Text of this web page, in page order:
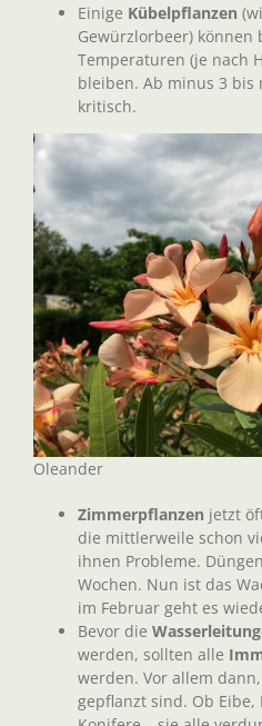
Einige Kübelpflanzen
Gewürzlorbeer) können
Temperaturen (je nach
bleiben. Ab minus 3 bis
kritisch.
Oleander
Zimmerpflanzen jetzt
die mittlerweile schon
ihnen Probleme.
Wochen. Nun ist das
im Februar geht es
Bevor die
werden, sollten alle
werden. Vor allem
gepflanzt sind. Ob